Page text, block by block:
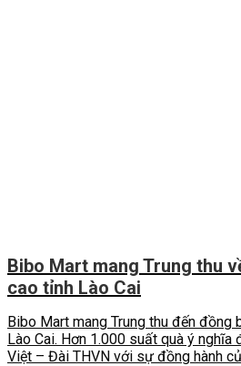
Bibo Mart mang Trung thu
cao tỉnh Lào Cai
Bibo Mart mang Trung thu đến đồng
Lào Cai. Hơn 1.000 suất quà ý
Việt – Đài THVN với sự đồng hành